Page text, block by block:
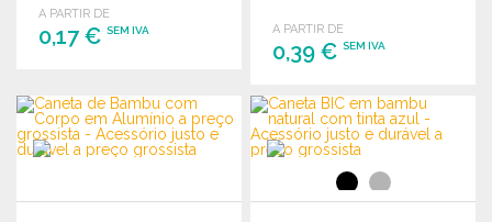
A PARTIR DE
0,17 € SEM IVA
Solicitar um orçamento
A PARTIR DE
0,39 €SEM IVA
ENCOMENDAR
Solicitar um orçamento